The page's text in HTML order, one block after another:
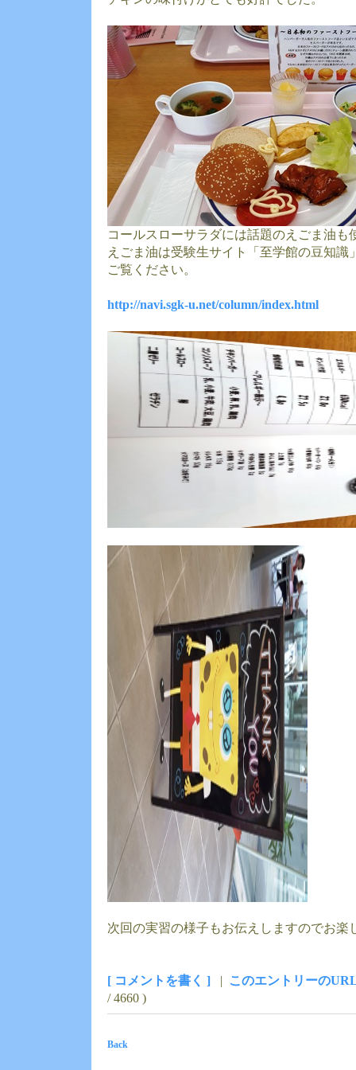
コールスローサラダには話題のえごま油も
えごま油は受験生サイト「至学館の豆知識
ご覧ください。
http://navi.sgk-u.net/column/index.html
次回の実習の様子もお伝えしますのでお楽
[ コメントを書く ] | このエントリーの
/ 4660 )
Back